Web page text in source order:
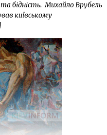
та бідність. Михайло Врубель
київському